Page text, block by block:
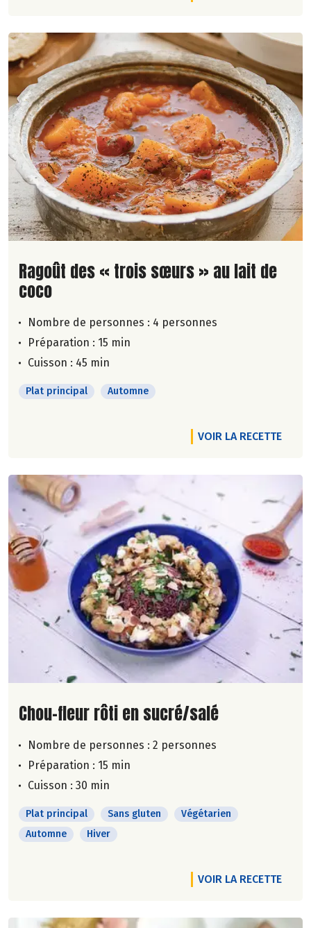
Lire la suite de la recette
Ragoût des « trois sœurs » au lait de
coco
Nombre de personnes : 4 personnes
Préparation : 15 min
Cuisson : 45 min
Plat principal Automne
VOIR LA RECETTE
Lire la suite de la recette
Chou-fleur rôti en sucré/salé
Nombre de personnes : 2 personnes
Préparation : 15 min
Cuisson : 30 min
Plat principal Sans gluten
Végétarien
Automne
Hiver
VOIR LA RECETTE